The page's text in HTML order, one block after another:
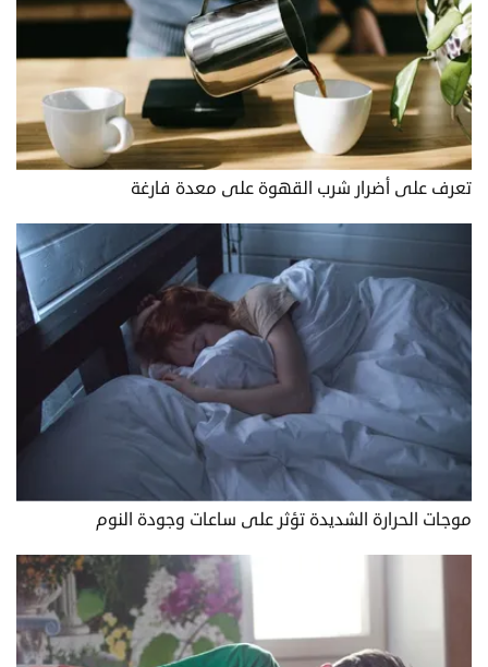
تعرف على أضرار شرب القهوة على معدة فارغة
موجات الحرارة الشديدة تؤثر على ساعات وجودة النوم